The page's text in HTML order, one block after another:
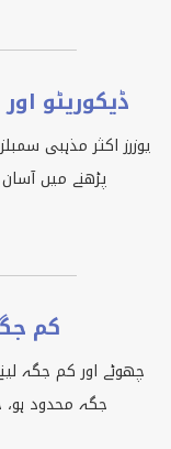
ڈیکوریٹو
یوزرز اکثر مذہبی
پڑھنے میں آسان
کم
چھوٹے اور کم جگہ
جگہ محدود ہو،